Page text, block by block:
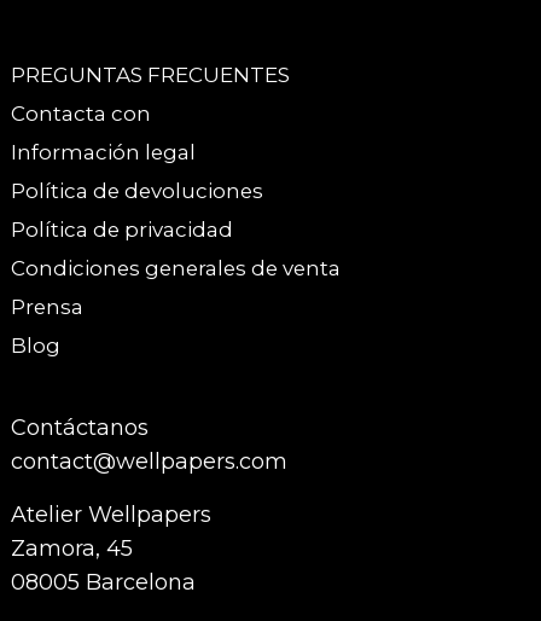
PREGUNTAS FRECUENTES
Contacta con
Información legal
Política de devoluciones
Política de privacidad
Condiciones generales de venta
Prensa
Blog
Contáctanos
contact@wellpapers.com
Atelier Wellpapers
Zamora, 45
08005 Barcelona